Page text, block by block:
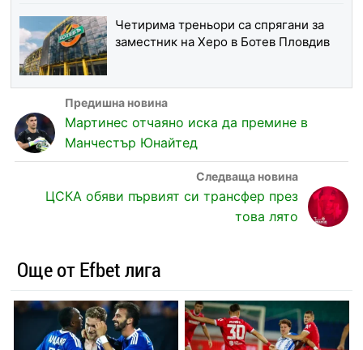
Четирима треньори са спрягани за
заместник на Херо в Ботев Пловдив
Мартинес отчаяно иска да премине в
Манчестър Юнайтед
ЦСКА обяви първият си трансфер през
това лято
Още от Efbet лига